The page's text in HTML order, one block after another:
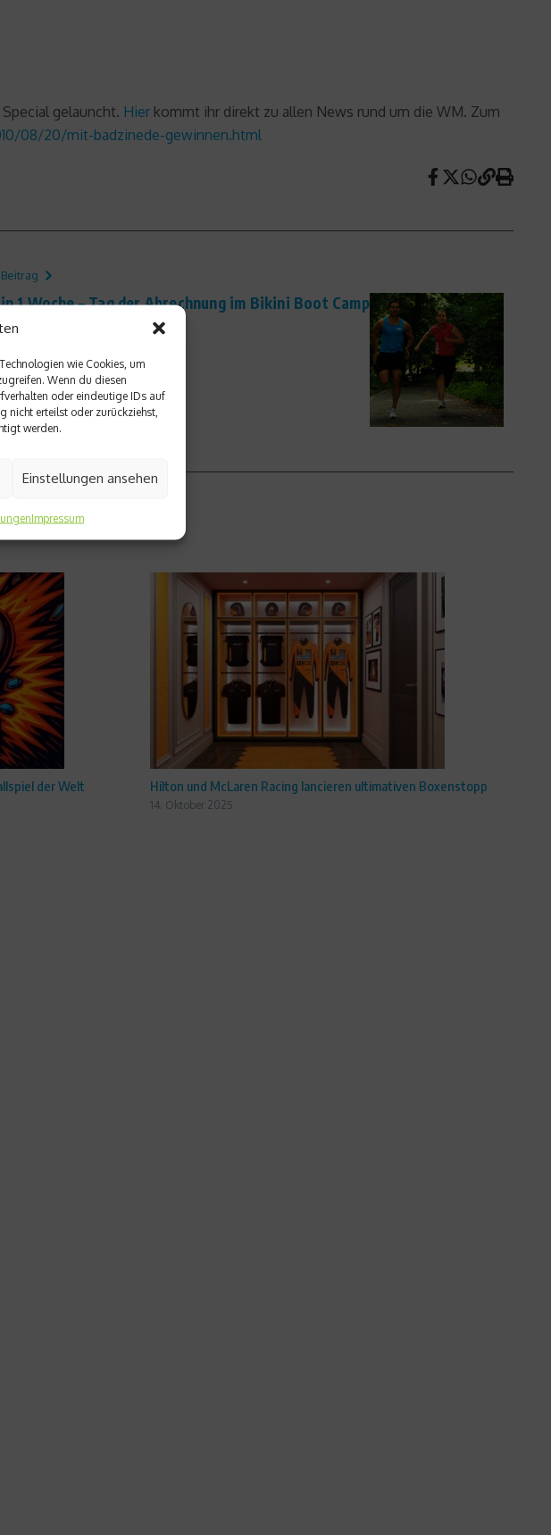
wie Cookies, um
Wenn du diesen
oder eindeutige IDs auf
nicht erteilst oder zurückziehst,
werden.
Einstellungen ansehen
Impressum
gelauncht. Hier kommt ihr direkt zu allen News rund um die WM. Zum
08/20/mit-badzinede-gewinnen.html
1 Woche – Tag der Abrechnung im Bikini Boot Camp
der Welt
Hilton und McLaren Racing lancieren ultimativen Boxenstopp
14. Oktober 2025